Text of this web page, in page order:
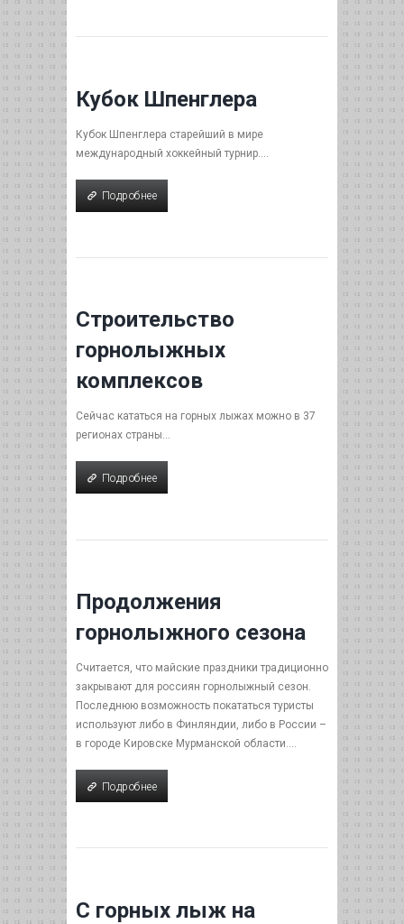
Кубок Шпенглера
Кубок Шпенглера старейший в мире
международный хоккейный турнир....
Подробнее
Подробнее
Строительство
горнолыжных
комплексов
Сейчас кататься на горных лыжах можно в 37
регионах страны...
Подробнее
Продолжения
горнолыжного сезона
Считается, что майские праздники традиционно
закрывают для россиян горнолыжный сезон.
Последнюю возможность покататься туристы
используют либо в Финляндии, либо в России –
в городе Кировске Мурманской области....
Подробнее
С горных лыж на